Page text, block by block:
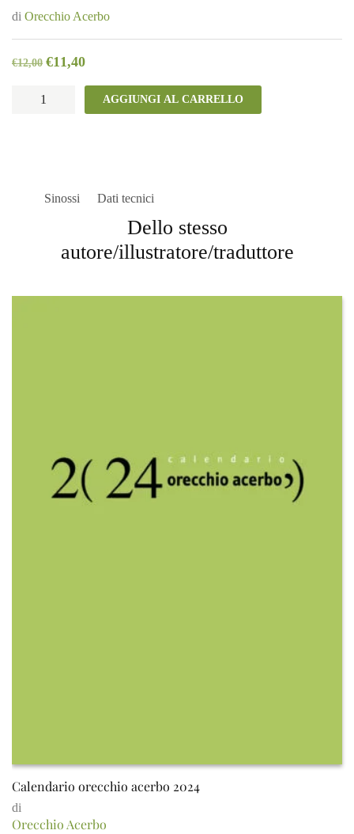
di Orecchio Acerbo
€12,00 €11,40
Calendario
AGGIUNGI AL CARRELLO
Sinossi Dati tecnici
Dello stesso
autore/illustratore/traduttore
Calendario orecchio acerbo 2024
di
Orecchio Acerbo